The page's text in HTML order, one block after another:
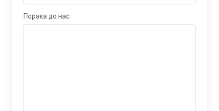
Порака до нас: